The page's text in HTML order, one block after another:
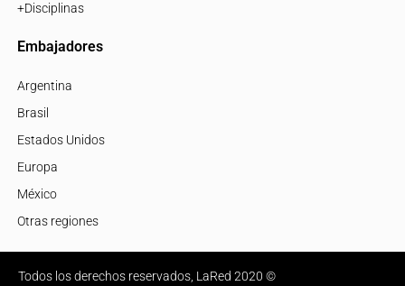
+Disciplinas
Embajadores
Argentina
Brasil
Estados Unidos
Europa
México
Otras regiones
Todos los derechos reservados, LaRed 2020 ©